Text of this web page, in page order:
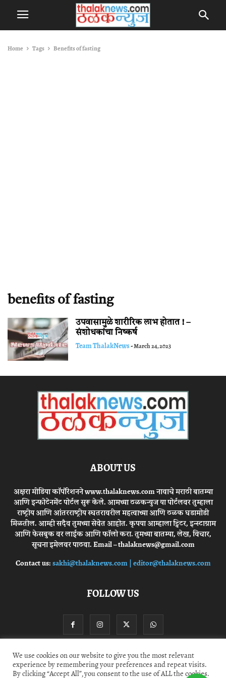
Home Tags Benefits of fasting
benefits of fasting
उपवासामुळे शारीरिक लाभ होतात ! –
संशोधकांचा निष्कर्ष
Team ThalakNews-March 24, 2023
ABOUT US
अक्षरा मीडिया कॉर्पोरेशनने www.thalaknews.com नावाचे मराठी बातम्या
आणि इन्फोटेनमेंट पोर्टल सुरू केले. आमच्या ठळकन्युज या पोर्टलवर तुम्हाला
राष्ट्रीय आणि आंतरराष्ट्रीय स्घतरावरील महत्वाच्या आणि ठळक घडामोडी
मिळतील. आम्ही सदैव तुमच्या सेवेत आहोत. कृपया आम्हाला ट्विटर, इन्स्टाग्राम
आणि फेसबुक वर लाईक आणि फॉलो करा. तुमच्या बातम्या, लेख, विचार,
सूचना इमेलवर पाठवा. Email – thalaknews@gmail.com
Contact us:sakhi@thalaknews.com | editor@thalaknews.com
FOLLOW US
Privacy Policy Contact Us
We use cookies on our website to give you the most relevant
experience by remembering your preferences and repeat visits.
By clicking “Accept All”, you consent to the use of ALL the cookies.